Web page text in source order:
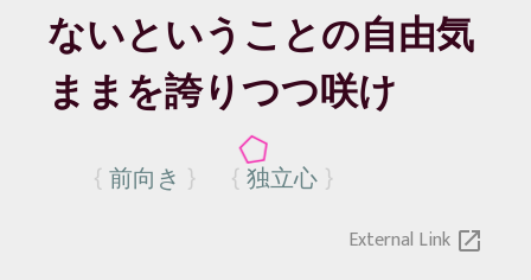
ないということの自由気
ままを誇りつつ咲け
前向き 独立心
External Link open_in_new